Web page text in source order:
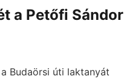
a Petőfi Sándor
Budaörsi úti laktanyát